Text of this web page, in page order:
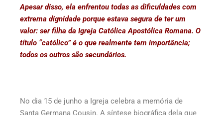
Apesar disso, ela enfrentou todas as dificuldades com
extrema dignidade porque estava segura de ter um
valor: ser filha da Igreja Católica Apostólica Romana. O
título “católico” é o que realmente tem importância;
todos os outros são secundários.
No dia 15 de junho a Igreja celebra a memória de
Santa Germana Cousin. A síntese biográfica dela que